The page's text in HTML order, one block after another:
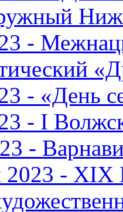
-
- «День
- I
-
- XIX